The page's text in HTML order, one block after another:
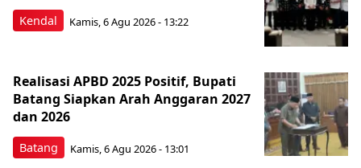
Kendal Kamis, 6 Agu 2026 - 13:22
Batang
Realisasi APBD 2025 Positif, Bupati
Batang Siapkan Arah Anggaran 2027
dan 2026
Kamis, 6 Agu 2026 - 13:01